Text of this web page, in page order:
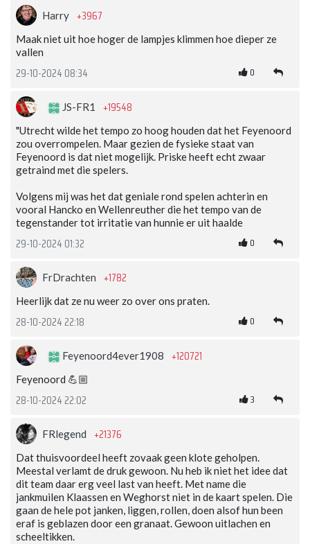
Harry +3967
Maak niet uit hoe hoger de lampjes klimmen hoe dieper ze
vallen
29-10-2024 08:34 0
JS-FR1 +19548
"Utrecht wilde het tempo zo hoog houden dat het Feyenoord
zou overrompelen. Maar gezien de fysieke staat van
Feyenoord is dat niet mogelijk. Priske heeft echt zwaar
getraind met die spelers.
Volgens mij was het dat geniale rond spelen achterin en
vooral Hancko en Wellenreuther die het tempo van de
tegenstander tot irritatie van hunnie er uit haalde
29-10-2024 01:32 0
FrDrachten +1782
Heerlijk dat ze nu weer zo over ons praten.
28-10-2024 22:18 0
Feyenoord4ever1908 +120721
Feyenoord 💪🏼
28-10-2024 22:02 3
FRlegend +21376
Dat thuisvoordeel heeft zovaak geen klote geholpen.
Meestal verlamt de druk gewoon. Nu heb ik niet het idee dat
dit team daar erg veel last van heeft. Met name die
jankmuilen Klaassen en Weghorst niet in de kaart spelen. Die
gaan de hele pot janken, liggen, rollen, doen alsof hun been
eraf is geblazen door een granaat. Gewoon uitlachen en
scheeltikken.